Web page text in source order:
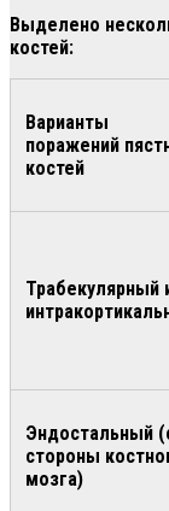
Выделено
костей:
Варианты
поражений
костей
Трабекулярный
Эндостальный
стороны
мозга)